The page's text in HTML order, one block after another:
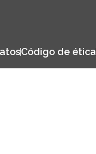
Código de ética